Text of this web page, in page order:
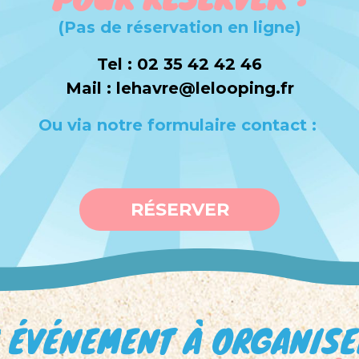
(Pas de réservation en ligne)
Tel : 02 35 42 42 46
Mail : lehavre@lelooping.fr
Ou via notre formulaire contact :
RÉSERVER
À